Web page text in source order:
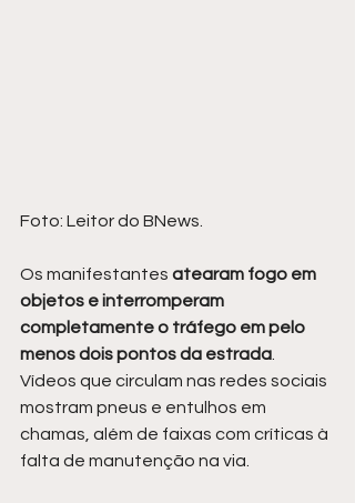
Foto: Leitor do BNews.
Os manifestantes atearam fogo em
objetos e interromperam
completamente o tráfego em pelo
menos dois pontos da estrada
Vídeos que circulam nas redes sociais
mostram pneus e entulhos em
chamas, além de faixas com críticas à
falta de manutenção na via.